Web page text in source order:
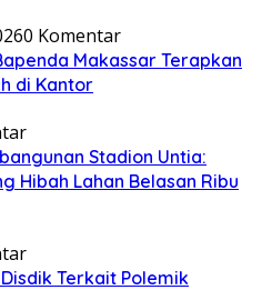
0 Komentar
Makassar Terapkan
di Kantor
Stadion Untia:
Hibah Lahan Belasan Ribu
Terkait Polemik